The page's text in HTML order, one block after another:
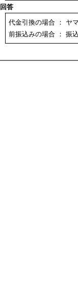
回答
代金引換の場合 ： ヤ
前振込みの場合 ： 振